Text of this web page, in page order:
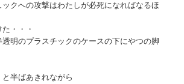
クへの攻撃はわたしが必死になればなるほ
・・・
明のプラスチックのケースの下にやつの脚
半ばあきれながら